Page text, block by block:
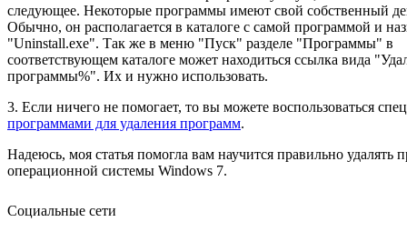
следующее. Некоторые программы имеют свой собственный
Обычно, он располагается в каталоге с самой программой и
"Uninstall.exe". Так же в меню "Пуск" разделе "Программы" в
соответствующем каталоге может находиться ссылка вида
программы%". Их и нужно использовать.
3. Если ничего не помогает, то вы можете воспользоваться
программами для удаления программ.
Надеюсь, моя статья помогла вам научится правильно удалять
операционной системы Windows 7.
Социальные сети